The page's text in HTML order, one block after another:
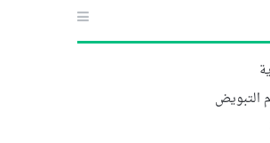
التبويض